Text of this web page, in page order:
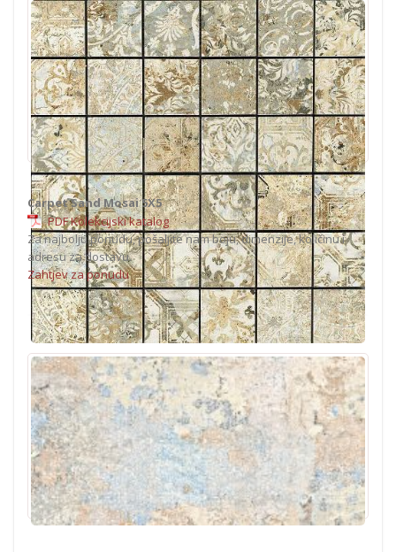
Carpet Sand Mosai 5X5
PDF Kolekcijski katalog
Za najbolju ponudu, pošaljite nam boju, dimenzije, količinu i
adresu za dostavu.
Zahtjev za ponudu